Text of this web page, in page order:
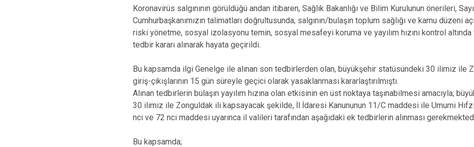
Koronavirüs salgınının görüldüğü andan itibaren, Sağlık Bakanlığı ve Bilim Kurulunun önerileri,
Cumhurbaşkanımızın talimatları doğrultusunda; salgının/bulaşın toplum sağlığı ve kamu düzeni
riski yönetme, sosyal izolasyonu temin, sosyal mesafeyi koruma ve yayılım hızını kontrol altında
tedbir kararı alınarak hayata geçirildi.
Bu kapsamda ilgi Genelge ile alınan son tedbirlerden olan, büyükşehir statüsündeki 30 ilimiz ile
giriş-çıkışlarının 15 gün süreyle geçici olarak yasaklanması kararlaştırılmıştı.
Alınan tedbirlerin bulaşın yayılım hızına olan etkisinin en üst noktaya taşınabilmesi amacıyla;
30 ilimiz ile Zonguldak ili kapsayacak şekilde, İl İdaresi Kanununun 11/C maddesi ile Umumi
nci ve 72 nci maddesi uyarınca il valileri tarafından aşağıdaki ek tedbirlerin alınması
Bu kapsamda;